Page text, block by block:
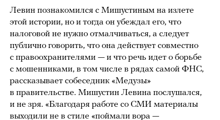
Левин познакомился с Мишустиным на излете
этой истории, но и тогда он убеждал его, что
налоговой не нужно отмалчиваться, а следует
публично говорить, что она действует совместно
с правоохранителями — и что речь идет о борьбе
с мошенниками, в том числе в рядах самой ФНС,
рассказывает собеседник «Медузы»
в правительстве. Мишустин Левина послушался,
и не зря. «Благодаря работе со СМИ материалы
выходили не в стиле «поймали вора —